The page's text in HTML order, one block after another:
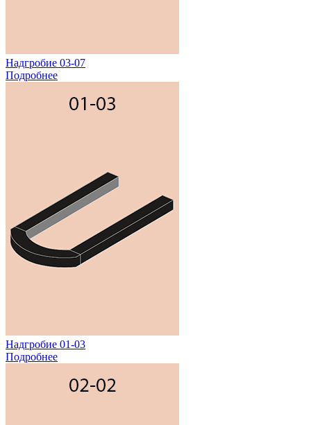
Надгробие 03-07
Подробнее
Надгробие 01-03
Подробнее